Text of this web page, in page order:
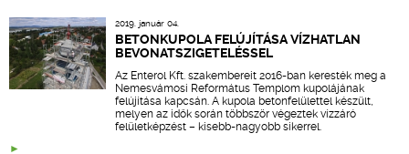
2019. január 04.
BETONKUPOLA FELÚJÍTÁSA VÍZHATLAN
BEVONATSZIGETELÉSSEL
Az Enterol Kft. szakembereit 2016-ban keresték meg a
Nemesvámosi Református Templom kupolájának
felújítása kapcsán. A kupola betonfelülettel készült,
melyen az idők során többször végeztek vízzáró
felületképzést – kisebb-nagyobb sikerrel.